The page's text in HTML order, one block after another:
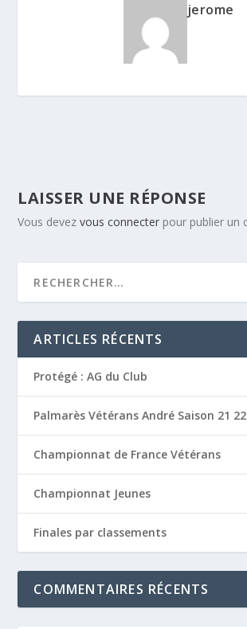
jerome
LAISSER UNE RÉPONSE
Vous devezvous connecter pour publier un
ARTICLES RÉCENTS
Protégé : AG du Club
Palmarès Vétérans André Saison 21 22
Championnat de France Vétérans
Championnat Jeunes
Finales par classements
COMMENTAIRES RÉCENTS